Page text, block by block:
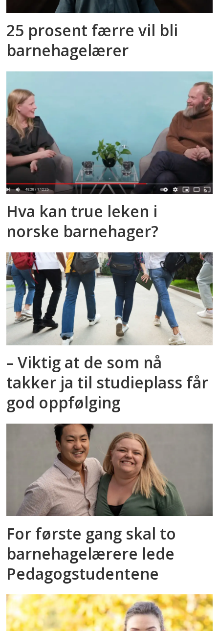
25 prosent færre vil bli
barnehagelærer
Hva kan true leken i
norske barnehager?
– Viktig at de som nå
takker ja til studieplass får
god oppfølging
For første gang skal to
barnehagelærere lede
Pedagogstudentene